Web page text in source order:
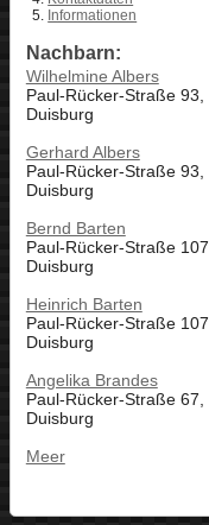
Informationen
Nachbarn:
Wilhelmine Albers
Paul-Rücker-Straße 93,
Duisburg
Gerhard Albers
Paul-Rücker-Straße 93,
Duisburg
Bernd Barten
Paul-Rücker-Straße 107,
Duisburg
Heinrich Barten
Paul-Rücker-Straße 107,
Duisburg
Angelika Brandes
Paul-Rücker-Straße 67,
Duisburg
Meer